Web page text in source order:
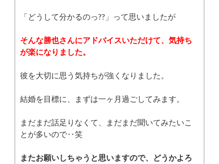
「どうして分かるのっ??」って思いましたが
そんな勝也さんにアドバイスいただけて、気持ち
が楽になりました。
彼を大切に思う気持ちが強くなりました。
結婚を目標に、まずは一ヶ月過ごしてみます。
まだまだ話足りなくて、まだまだ聞いてみたいこ
とが多いので‥笑
またお願いしちゃうと思いますので、どうかよろ